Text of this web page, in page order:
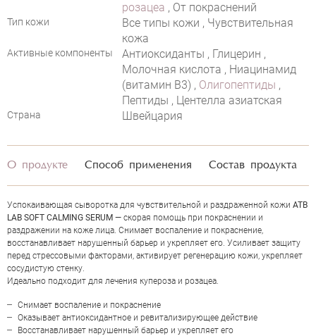
ATB LAB SOFT CALMING SERUM
розацеа , От покраснений
Тип кожи
Все типы кожи , Чувствительная
кожа
Активные компоненты
Антиоксиданты , Глицерин ,
Молочная кислота , Ниацинамид
(витамин В3) , Олигопептиды ,
Пептиды , Центелла азиатская
Страна Швейцария
ОЦЕНКА
О продукте Способ применения Состав продукта
Успокаивающая сыворотка для чувствительной и раздраженной кожи ATB
LAB SOFT CALMING SERUM — скорая помощь при покраснении и
раздражении на коже лица. Снимает воспаление и покраснение,
восстанавливает нарушенный барьер и укрепляет его. Усиливает защиту
перед стрессовыми факторами, активирует регенерацию кожи, укрепляет
сосудистую стенку.
Идеально подходит для лечения купероза и розацеа.
Снимает воспаление и покраснение
Оказывает антиоксидантное и ревитализирующее действие
Восстанавливает нарушенный барьер и укрепляет его